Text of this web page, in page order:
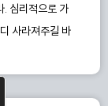
. 심리적으로 가
사라져주길 바